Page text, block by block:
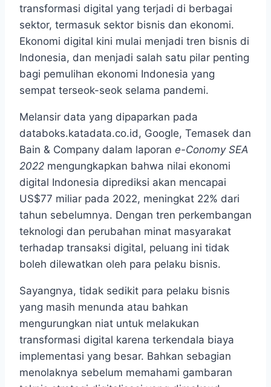
transformasi digital yang terjadi di berbagai
sektor, termasuk sektor bisnis dan ekonomi.
Ekonomi digital kini mulai menjadi tren bisnis di
Indonesia, dan menjadi salah satu pilar penting
bagi pemulihan ekonomi Indonesia yang
sempat terseok-seok selama pandemi.
Melansir data yang dipaparkan pada
databoks.katadata.co.id, Google, Temasek dan
Bain & Company dalam laporan e-Conomy SEA
2022 mengungkapkan bahwa nilai ekonomi
digital Indonesia diprediksi akan mencapai
US$77 miliar pada 2022, meningkat 22% dari
tahun sebelumnya. Dengan tren perkembangan
teknologi dan perubahan minat masyarakat
terhadap transaksi digital, peluang ini tidak
boleh dilewatkan oleh para pelaku bisnis.
Sayangnya, tidak sedikit para pelaku bisnis
yang masih menunda atau bahkan
mengurungkan niat untuk melakukan
transformasi digital karena terkendala biaya
implementasi yang besar. Bahkan sebagian
menolaknya sebelum memahami gambaran